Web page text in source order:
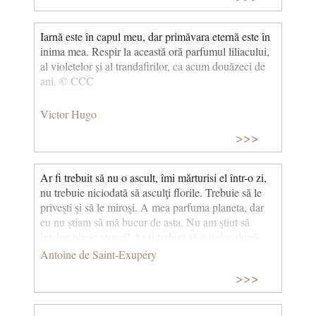
tulipă, Nici rochiţele de crin, Nici roza pictată-n sân.
Te voi împleti-n cunună; Dar încredere, de unde-
atâta! Prietenii şi cu iubita Te primesc cu drag în
mână? Floricica:Prietenii mă culeg de cu seară,
Înger vestitor de primăvară; Prietenia n-are strălucire
multă La umbră mai bine-ascultă. Demnă de ce-i
mugur-tulei, Capăt prima... ah! doar întâia Lacrimă.
Iarnă este în capul meu, dar primăvara eternă este în
inima mea. Respir la această oră parfumul liliacului,
al violetelor și al trandafirilor, ca acum douăzeci de
ani. © CCC
Victor Hugo
>>>
Ar fi trebuit să nu o ascult, îmi mărturisi el într-o zi,
nu trebuie niciodată să asculţi florile. Trebuie să le
priveşti şi să le miroşi. A mea parfuma planeta, dar
eu nu ştiam să mă bucur de asta. Nu am ştiut să
înţeleg nimic atunci! Ar fi trebuit să o judec după
fapte şi nu după cuvinte. Ea mă parfuma şi mă
bucura. Nu ar fi trebuit deloc să plec! Ar fi trebuit să
ghicesc afecţiunea ei de dincolo de vorbele ei mari,
orgolioase. Florile sunt atît de contradictorii! Dar
Antoine de Saint-Exupéry
>>>